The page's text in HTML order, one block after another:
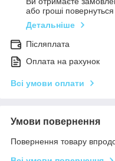
або гроші
Детальніше
Післяплата
Оплата на рахунок
Всі умови оплати
Умови повернення
Повернення товару